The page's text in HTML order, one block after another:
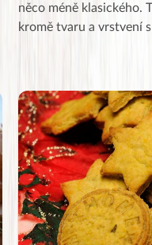
něco méně klasického.
kromě tvaru a vrstvení